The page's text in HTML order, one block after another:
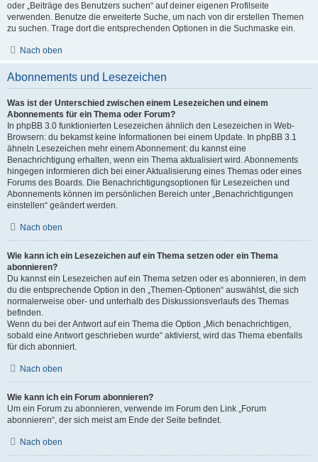
oder „Beiträge des Benutzers suchen“ auf deiner eigenen Profilseite
verwenden. Benutze die erweiterte Suche, um nach von dir erstellen Themen
zu suchen. Trage dort die entsprechenden Optionen in die Suchmaske ein.
Nach oben
Abonnements und Lesezeichen
Was ist der Unterschied zwischen einem Lesezeichen und einem
Abonnements für ein Thema oder Forum?
In phpBB 3.0 funktionierten Lesezeichen ähnlich den Lesezeichen in Web-
Browsern: du bekamst keine Informationen bei einem Update. In phpBB 3.1
ähneln Lesezeichen mehr einem Abonnement: du kannst eine
Benachrichtigung erhalten, wenn ein Thema aktualisiert wird. Abonnements
hingegen informieren dich bei einer Aktualisierung eines Themas oder eines
Forums des Boards. Die Benachrichtigungsoptionen für Lesezeichen und
Abonnements können im persönlichen Bereich unter „Benachrichtigungen
einstellen“ geändert werden.
Nach oben
Wie kann ich ein Lesezeichen auf ein Thema setzen oder ein Thema
abonnieren?
Du kannst ein Lesezeichen auf ein Thema setzen oder es abonnieren, in dem
du die entsprechende Option in den „Themen-Optionen“ auswählst, die sich
normalerweise ober- und unterhalb des Diskussionsverlaufs des Themas
befinden.
Wenn du bei der Antwort auf ein Thema die Option „Mich benachrichtigen,
sobald eine Antwort geschrieben wurde“ aktivierst, wird das Thema ebenfalls
für dich abonniert.
Nach oben
Wie kann ich ein Forum abonnieren?
Um ein Forum zu abonnieren, verwende im Forum den Link „Forum
abonnieren“, der sich meist am Ende der Seite befindet.
Nach oben